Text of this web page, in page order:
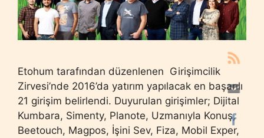
Etohum tarafından düzenlenen Girişimcilik
Zirvesi’nde 2016’da yatırım yapılacak en başarılı
21 girişim belirlendi. Duyurulan girişimler; Dijital
Kumbara, Simenty, Planote, Uzmanıyla Konuş,
Beetouch, Magpos, İşini Sev, Fiza, Mobil Exper,